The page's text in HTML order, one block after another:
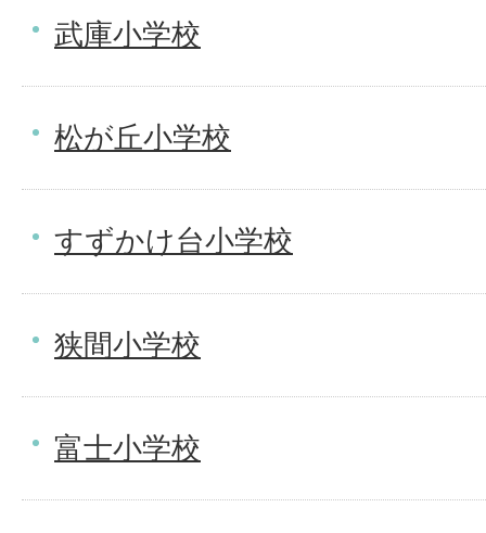
武庫小学校
松が丘小学校
すずかけ台小学校
狭間小学校
富士小学校